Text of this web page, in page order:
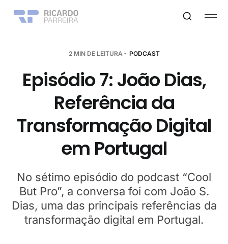
2 MIN DE LEITURA PODCAST
Episódio 7: João Dias,
Referência da
Transformação Digital
em Portugal
No sétimo episódio do podcast “Cool
But Pro”, a conversa foi com João S.
Dias, uma das principais referências da
transformação digital em Portugal.